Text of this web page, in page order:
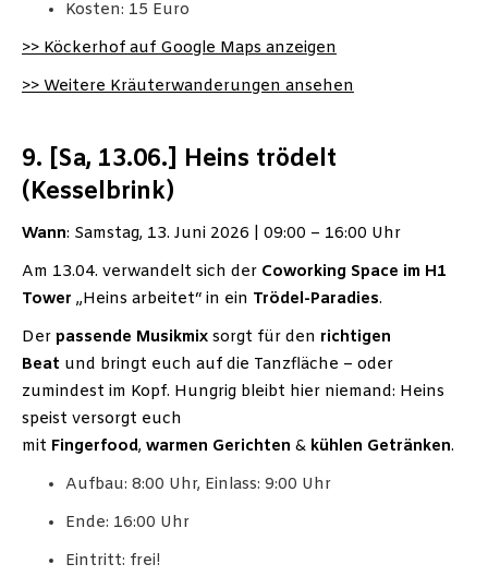
Kosten: 15 Euro
>> Köckerhof auf Google Maps anzeigen
>> Weitere Kräuterwanderungen ansehen
9. [Sa, 13.06.] Heins trödelt
(Kesselbrink)
Wann: Samstag, 13. Juni 2026 | 09:00 – 16:00 Uhr
Am 13.04. verwandelt sich der Coworking Space im H1
Tower „Heins arbeitet“ in ein Trödel-Paradies.
Der passende Musikmix sorgt für den richtigen
Beat und bringt euch auf die Tanzfläche – oder
zumindest im Kopf. Hungrig bleibt hier niemand: Heins
speist versorgt euch
mit Fingerfood, warmen Gerichten & kühlen Getränken.
Aufbau: 8:00 Uhr, Einlass: 9:00 Uhr
Ende: 16:00 Uhr
Eintritt: frei!